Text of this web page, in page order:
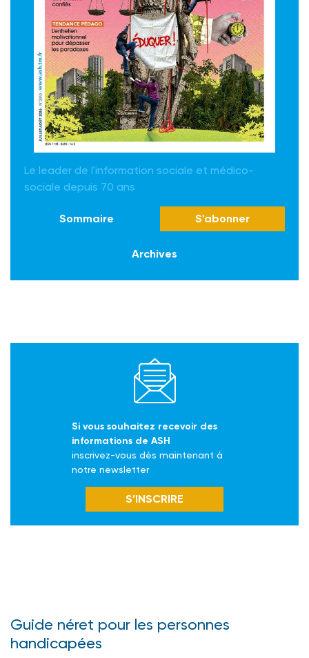
Le leader de l'information sociale et médico-
sociale depuis 70 ans
Sommaire S'abonner
Archives
Si vous souhaitez recevoir des
informations de ASH
inscrivez-vous dès maintenant à
notre newsletter
S’INSCRIRE
Guide néret pour les personnes
handicapées